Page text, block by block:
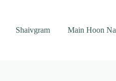
Shaivgram Main Hoon Na